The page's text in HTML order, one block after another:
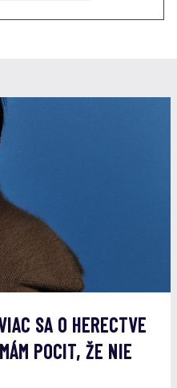
SA O HERECTVE
POCIT, ŽE NIE